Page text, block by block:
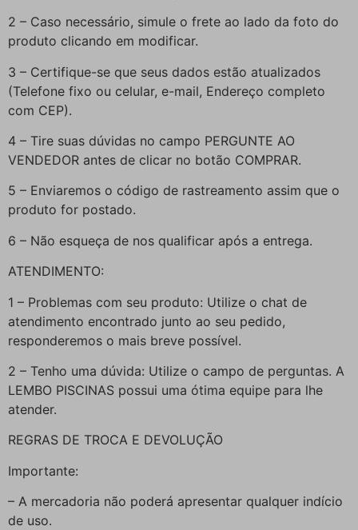
2 – Caso necessário, simule o frete ao lado da foto do
produto clicando em modificar.
3 – Certifique-se que seus dados estão atualizados
(Telefone fixo ou celular, e-mail, Endereço completo
com CEP).
4 – Tire suas dúvidas no campo PERGUNTE AO
VENDEDOR antes de clicar no botão COMPRAR.
5 – Enviaremos o código de rastreamento assim que o
produto for postado.
6 – Não esqueça de nos qualificar após a entrega.
ATENDIMENTO:
1 – Problemas com seu produto: Utilize o chat de
atendimento encontrado junto ao seu pedido,
responderemos o mais breve possível.
2 – Tenho uma dúvida: Utilize o campo de perguntas. A
LEMBO PISCINAS possui uma ótima equipe para lhe
atender.
REGRAS DE TROCA E DEVOLUÇÃO
Importante:
– A mercadoria não poderá apresentar qualquer indício
de uso.